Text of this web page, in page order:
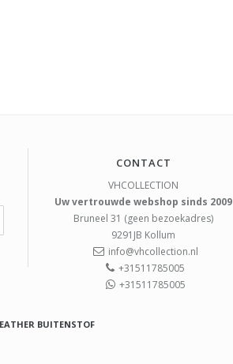
CONTACT
VHCOLLECTION
Uw vertrouwde webshop sinds 2009
Bruneel 31 (geen bezoekadres)
9291JB Kollum
info@vhcollection.nl
+31511785005
+31511785005
BUITENSTOF